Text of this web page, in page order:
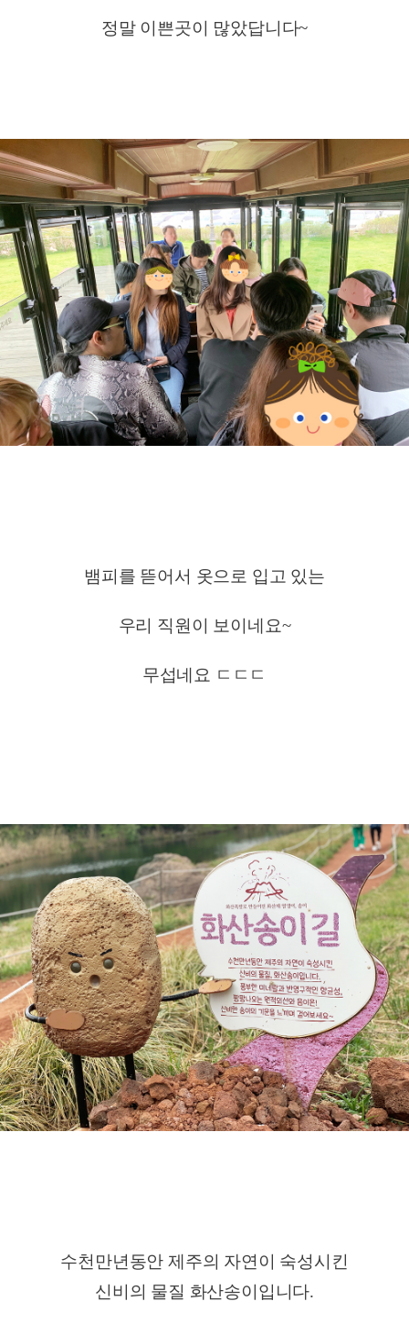
정말 이쁜곳이 많았답니다~
뱀피를 뜯어서 옷으로 입고 있는
우리 직원이 보이네요~
무섭네요 ㄷㄷㄷ
수천만년동안 제주의 자연이 숙성시킨
신비의 물질 화산송이입니다.